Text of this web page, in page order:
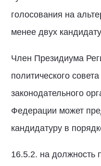
голосования на
менее двух
Член Президиума
политического
законодательного
Федерации может
кандидатуру в
16.5.2. на должность